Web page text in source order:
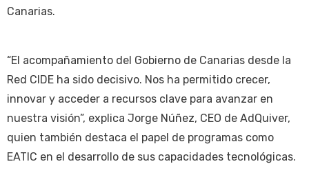
Canarias.
“El acompañamiento del Gobierno de Canarias desde la
Red CIDE ha sido decisivo. Nos ha permitido crecer,
innovar y acceder a recursos clave para avanzar en
nuestra visión”, explica Jorge Núñez, CEO de AdQuiver,
quien también destaca el papel de programas como
EATIC en el desarrollo de sus capacidades tecnológicas.